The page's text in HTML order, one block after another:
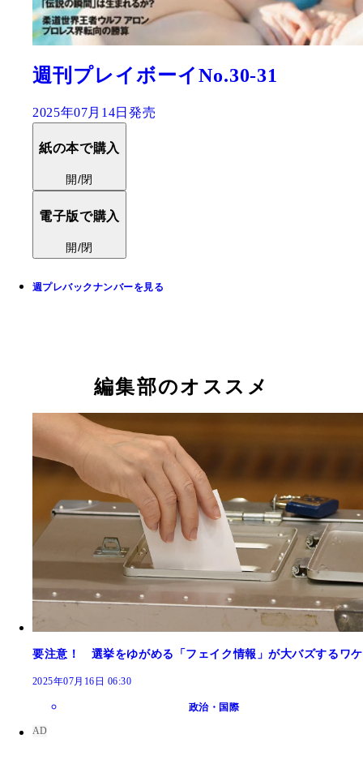
週刊プレイボーイNo.30-31
2025年07月14日発売
紙の本で購入
開/閉
電子版で購入
開/閉
週プレバックナンバーを見る
編集部のオススメ
要注意！ 選挙をゆがめる「フェイク情報」が大バズするワケ
2025年07月16日 06:30
政治・国際